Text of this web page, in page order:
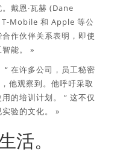
戴恩·瓦赫 (Dane
T-Mobile 和 Apple 等公
作伙伴关系表明，即使
能。
»
“ 在许多公司，员工秘密
他观察到。他呼吁采取
的培训计划。 “ 这不仅
验的文化。
»
活。